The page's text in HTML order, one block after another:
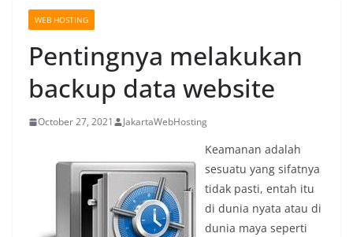
WEB HOSTING
Pentingnya melakukan
backup data website
October 27, 2021 JakartaWebHosting
Keamanan adalah
sesuatu yang sifatnya
tidak pasti, entah itu
di dunia nyata atau di
dunia maya seperti